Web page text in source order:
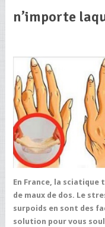
n’importe
En France, la sciatique
de maux de dos. Le
surpoids en sont des
solution pour vous